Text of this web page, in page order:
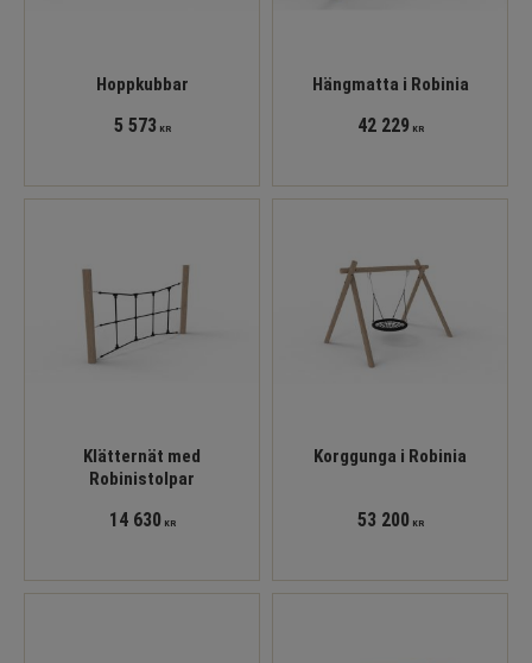
Hoppkubbar
5 573 KR
Hängmatta i Robinia
42 229 KR
Klätternät med
Robinistolpar
14 630KR
Korggunga i Robinia
53 200KR